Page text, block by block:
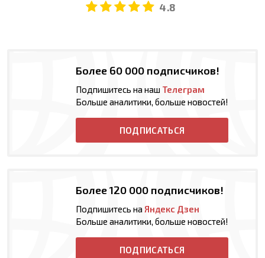
4.8
Более 60 000 подписчиков!
Подпишитесь на наш Телеграм
Больше аналитики, больше новостей!
ПОДПИСАТЬСЯ
Более 120 000 подписчиков!
Подпишитесь на Яндекс Дзен
Больше аналитики, больше новостей!
ПОДПИСАТЬСЯ